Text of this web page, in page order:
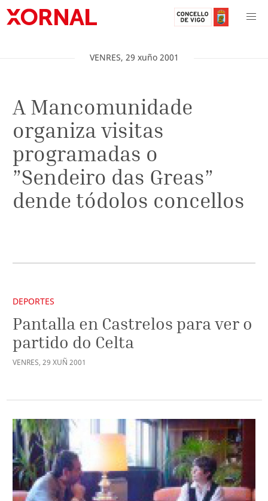
VENRES, 29 xuño 2001
A Mancomunidade
organiza visitas
programadas o
”Sendeiro das Greas”
dende tódolos concellos
DEPORTES
Pantalla en Castrelos para ver o
partido do Celta
VENRES, 29 XUÑ 2001